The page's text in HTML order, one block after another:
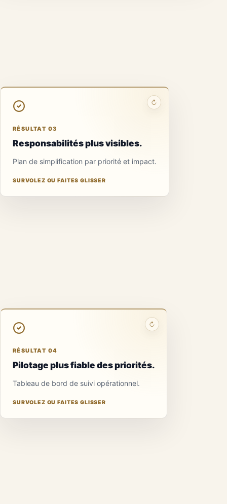
↻
RÉSULTAT 03
Responsabilités plus visibles.
Plan de simplification par priorité et impact.
SURVOLEZ OU FAITES GLISSER
↻
RÉSULTAT 04
Pilotage plus fiable des priorités.
Tableau de bord de suivi opérationnel.
SURVOLEZ OU FAITES GLISSER